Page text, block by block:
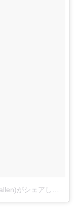
サンクトガーレン MIKIさん(@mikisanktgallen)がシェアした投稿